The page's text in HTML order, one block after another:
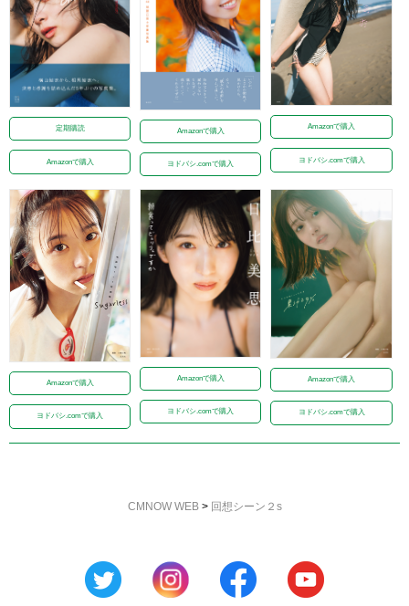
定期購読
Amazonで購入
Amazonで購入
ヨドバシ.comで購入
Amazonで購入
ヨドバシ.comで購入
Amazonで購入
ヨドバシ.comで購入
Amazonで購入
ヨドバシ.comで購入
Amazonで購入
ヨドバシ.comで購入
CMNOW WEB> 回想シーン２s